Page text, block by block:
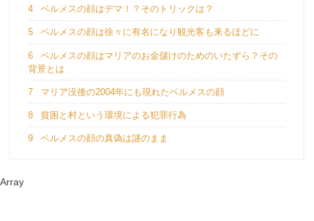
4 ベルメスの顔はデマ！？そのトリックは？
5 ベルメスの顔は徐々に有名になり観光客も来るほどに
6
ベルメスの顔はマリアのお金儲けのためのいたずら？その
背景とは
7 マリア没後の2004年にも現れたベルメスの顔
8 貧困と村という環境による犯罪行為
9 ベルメスの顔の真偽は謎のまま
Array